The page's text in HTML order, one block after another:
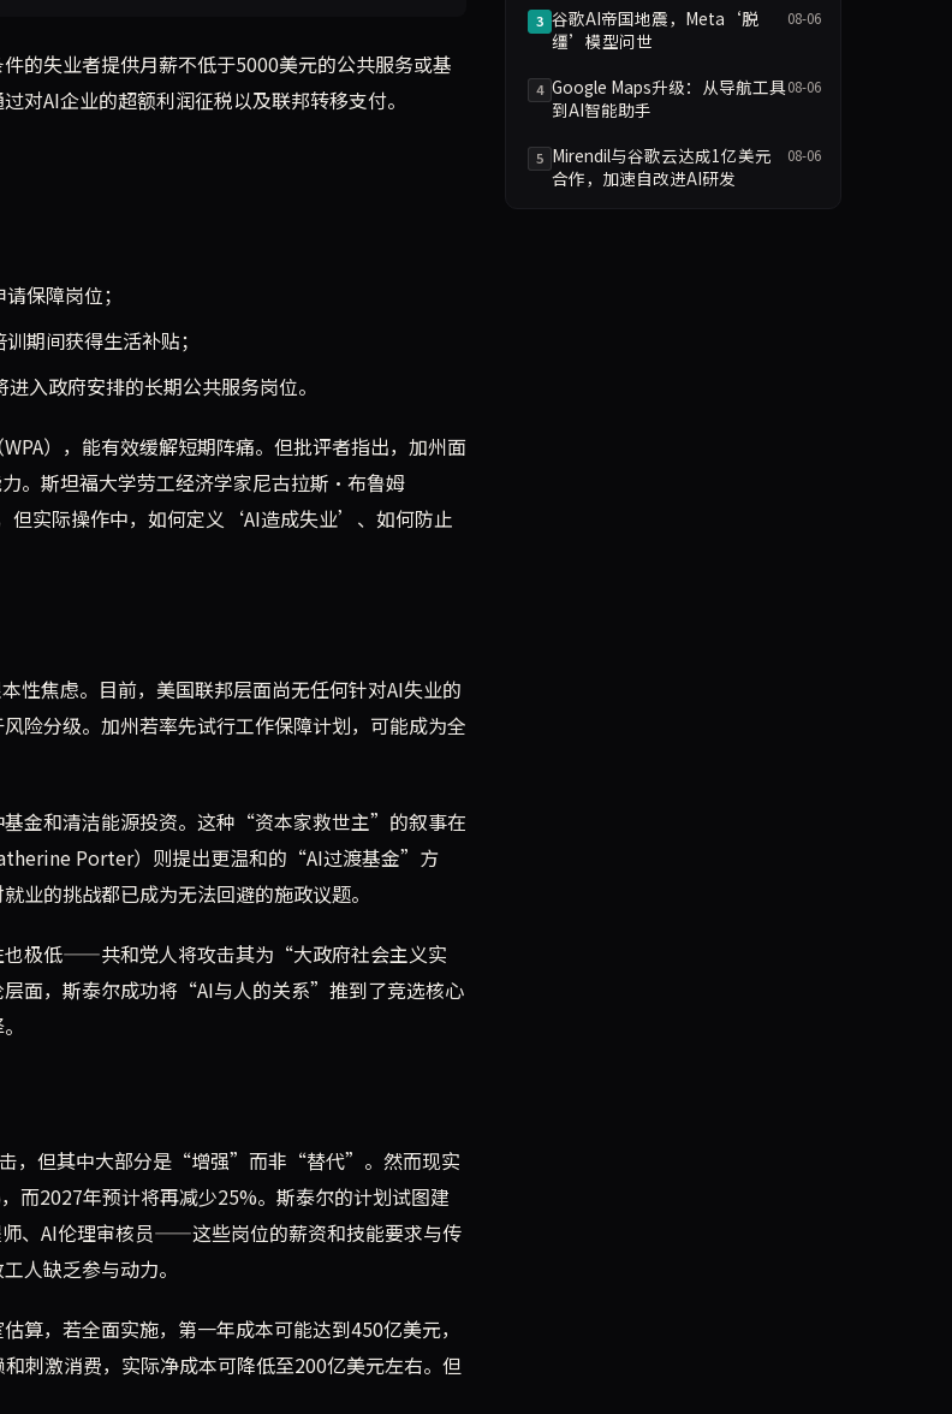
的失业者提供月薪不低于5000美元的公共服务或基
对AI企业的超额利润征税以及联邦转移支付。
保障岗位；
期间获得生活补贴；
入政府安排的长期公共服务岗位。
），能有效缓解短期阵痛。但批评者指出，加州面
。斯坦福大学劳工经济学家尼古拉斯·布鲁姆
但实际操作中，如何定义‘AI造成失业’、如何防止
性焦虑。目前，美国联邦层面尚无任何针对AI失业的
险分级。加州若率先试行工作保障计划，可能成为全
金和清洁能源投资。这种“资本家救世主”的叙事在
Porter）则提出更温和的“AI过渡基金”方
业的挑战都已成为无法回避的施政议题。
也极低——共和党人将攻击其为“大政府社会主义实
面，斯泰尔成功将“AI与人的关系”推到了竞选核心
击，但其中大部分是“增强”而非“替代”。然而现实
而2027年预计将再减少25%。斯泰尔的计划试图建
、AI伦理审核员——这些岗位的薪资和技能要求与传
人缺乏参与动力。
算，若全面实施，第一年成本可能达到450亿美元，
刺激消费，实际净成本可降低至200亿美元左右。但
3 谷歌AI帝国地震，Meta‘脱
缰’模型问世
08-06
4 Google Maps升级：从导航工具
到AI智能助手
08-06
5 Mirendil与谷歌云达成1亿美元
合作，加速自改进AI研发
08-06